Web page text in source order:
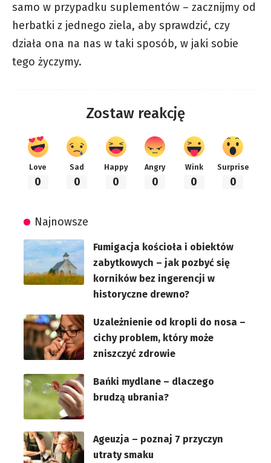
samo w przypadku suplementów – zacznijmy od
herbatki z jednego ziela, aby sprawdzić, czy
działa ona na nas w taki sposób, w jaki sobie
tego życzymy.
Zostaw reakcję
Love
0
Sad
0
Happy
0
Angry
0
Wink
0
Surprise
0
Najnowsze
Fumigacja kościoła i obiektów
zabytkowych – jak pozbyć się
korników bez ingerencji w
historyczne drewno?
Uzależnienie od kropli do nosa –
cichy problem, który może
zniszczyć zdrowie
Bańki mydlane – dlaczego
brudzą ubrania?
Ageuzja – poznaj 7 przyczyn
utraty smaku